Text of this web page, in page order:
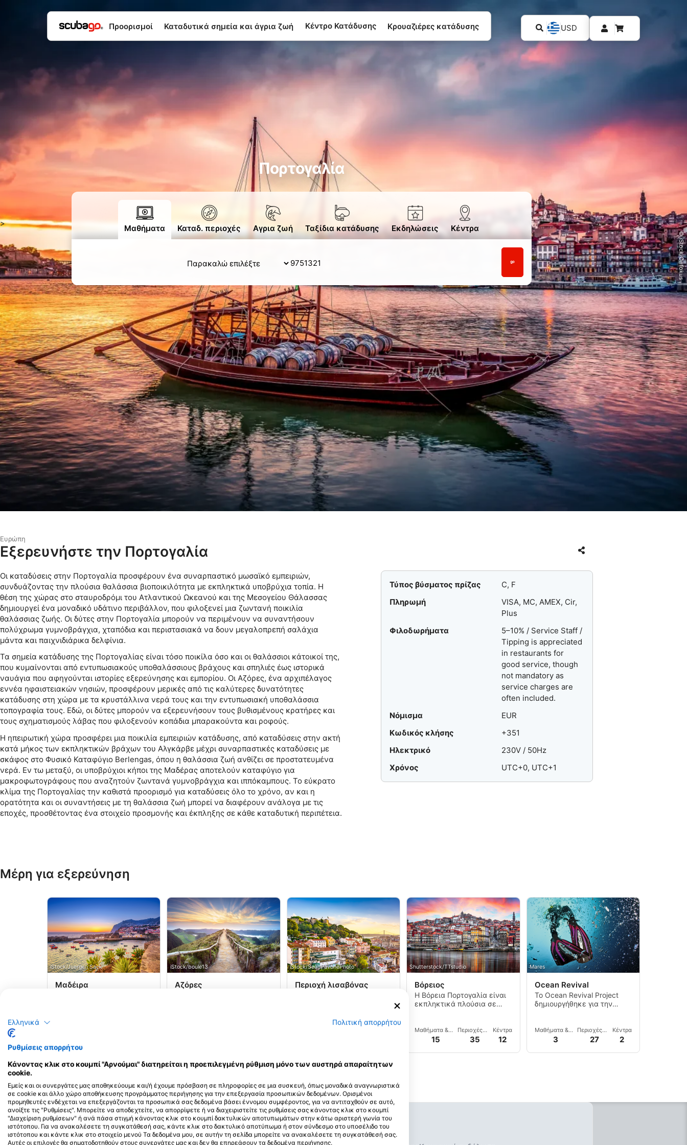
Προορισμοί Καταδυτικά σημεία και άγρια ​​ζωή Κέντρο Κατάδυσης Κρουαζιέρες κατάδυσης USD
>
Πορτογαλία
Μαθήματα Καταδ. περιοχές Αγρια ζωή Ταξίδια κατάδυσης Εκδηλώσεις Κέντρα
© iStock/Onfokus
Ευρώπη
Εξερευνήστε την Πορτογαλία
Οι καταδύσεις στην Πορτογαλία προσφέρουν ένα συναρπαστικό μωσαϊκό εμπειριών,
συνδυάζοντας την πλούσια θαλάσσια βιοποικιλότητα με εκπληκτικά υποβρύχια τοπία. Η
θέση της χώρας στο σταυροδρόμι του Ατλαντικού Ωκεανού και της Μεσογείου Θάλασσας
δημιουργεί ένα μοναδικό υδάτινο περιβάλλον, που φιλοξενεί μια ζωντανή ποικιλία
θαλάσσιας ζωής. Οι δύτες στην Πορτογαλία μπορούν να περιμένουν να συναντήσουν
πολύχρωμα γυμνοβράγχια, χταπόδια και περιστασιακά να δουν μεγαλοπρεπή σαλάχια
μάντα και παιχνιδιάρικα δελφίνια.
Τα σημεία κατάδυσης της Πορτογαλίας είναι τόσο ποικίλα όσο και οι θαλάσσιοι κάτοικοί της,
που κυμαίνονται από εντυπωσιακούς υποθαλάσσιους βράχους και σπηλιές έως ιστορικά
ναυάγια που αφηγούνται ιστορίες εξερεύνησης και εμπορίου. Οι Αζόρες, ένα αρχιπέλαγος
εννέα ηφαιστειακών νησιών, προσφέρουν μερικές από τις καλύτερες δυνατότητες
κατάδυσης στη χώρα με τα κρυστάλλινα νερά τους και την εντυπωσιακή υποθαλάσσια
τοπογραφία τους. Εδώ, οι δύτες μπορούν να εξερευνήσουν τους βυθισμένους κρατήρες και
τους σχηματισμούς λάβας που φιλοξενούν κοπάδια μπαρακούντα και ροφούς.
Η ηπειρωτική χώρα προσφέρει μια ποικιλία εμπειριών κατάδυσης, από καταδύσεις στην ακτή
κατά μήκος των εκπληκτικών βράχων του Αλγκάρβε μέχρι συναρπαστικές καταδύσεις με
σκάφος στο Φυσικό Καταφύγιο Berlengas, όπου η θαλάσσια ζωή ανθίζει σε προστατευμένα
νερά. Εν τω μεταξύ, οι υποβρύχιοι κήποι της Μαδέρας αποτελούν καταφύγιο για
μακροφωτογράφους που αναζητούν ζωντανά γυμνοβράγχια και ιππόκαμπους. Το εύκρατο
κλίμα της Πορτογαλίας την καθιστά προορισμό για καταδύσεις όλο το χρόνο, αν και η
ορατότητα και οι συναντήσεις με τη θαλάσσια ζωή μπορεί να διαφέρουν ανάλογα με τις
εποχές, προσθέτοντας ένα στοιχείο προσμονής και έκπληξης σε κάθε καταδυτική περιπέτεια.
Τύπος βύσματος πρίζας
C, F
Πληρωμή
VISA, MC, AMEX, Cir,
Plus
Φιλοδωρήματα
5–10% / Service Staff /
Tipping is appreciated
in restaurants for
good service, though
not mandatory as
service charges are
often included.
Νόμισμα
EUR
Κωδικός κλήσης
+351
Ηλεκτρικό
230V / 50Hz
Χρόνος
UTC+0, UTC+1
Μέρη για εξερεύνηση
iStock/Juergen Sack
Μαδέιρα
σκηνικό και έναν πλούτο
iStock/boule13
Αζόρες
αποκορύφωμά της.
iStock/SeanPavonePhoto
Περιοχή λισαβόνας
βραχώδεις υφάλους, τείχη,
Shutterstock/TTstudio
Βόρειος
Η Βόρεια Πορτογαλία είναι
εκπληκτικά πλούσια σε
σχηματισμούς, φαράγγια
και σημεία για κολύμπι.
Μαθήματα &
Εκδηλώσεις
15
Περιοχές
κατάδυσης
35
Κέντρα
12
Mares
Ocean Revival
Το Ocean Revival Project
δημιουργήθηκε για την
στο Αλγκάρβε
δημιουργώντας έναν
προορισμό.
Μαθήματα &
Εκδηλώσεις
3
Περιοχές
κατάδυσης
27
Κέντρα
2
Προσεχείς Εκδηλώσεις
Μαθήματα Μαθήματα Μαθήματα
Ελληνικά Πολιτική απορρήτου
Ρυθμίσεις απορρήτου
Κάνοντας κλικ στο κουμπί "Αρνούμαι" διατηρείται η προεπιλεγμένη ρύθμιση μόνο των αυστηρά απαραίτητων
cookie.
Εμείς και οι συνεργάτες μας αποθηκεύουμε και/ή έχουμε πρόσβαση σε πληροφορίες σε μια συσκευή, όπως μοναδικά αναγνωριστικά
σε cookie και άλλο χώρο αποθήκευσης προγράμματος περιήγησης για την επεξεργασία προσωπικών δεδομένων. Ορισμένοι
προμηθευτές ενδέχεται να επεξεργάζονται τα προσωπικά σας δεδομένα βάσει έννομου συμφέροντος, για να αντιταχθούν σε αυτό,
ανοίξτε τις "Ρυθμίσεις". Μπορείτε να αποδεχτείτε, να απορρίψετε ή να διαχειριστείτε τις ρυθμίσεις σας κάνοντας κλικ στο κουμπί
"Διαχείριση ρυθμίσεων" ή ανά πάσα στιγμή κάνοντας κλικ στο κουμπί δακτυλικών αποτυπωμάτων στην κάτω αριστερή γωνία του
ιστότοπου. Για να ανακαλέσετε τη συγκατάθεσή σας, κάντε κλικ στο δακτυλικό αποτύπωμα ή στον σύνδεσμο στο υποσέλιδο του
ιστότοπου και κάντε κλικ στο στοιχείο μενού Τα δεδομένα μου, σε αυτήν τη σελίδα μπορείτε να ανακαλέσετε τη συγκατάθεσή σας.
Αυτές οι επιλογές θα σηματοδοτηθούν στους συνεργάτες μας και δεν θα επηρεάσουν τα δεδομένα περιήγησης.